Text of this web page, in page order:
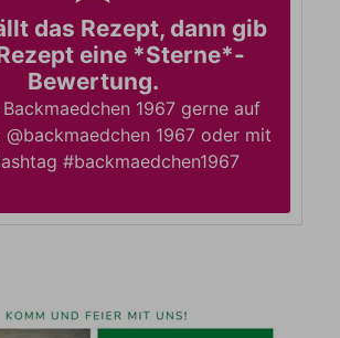
das Rezept, dann gib
eine *Sterne*-
Bewertung.
1967 gerne auf
@backmaedchen 1967 oder mit
#backmaedchen1967